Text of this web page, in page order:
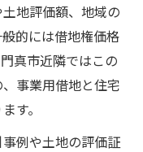
地評価額、地域の
的には借地権価格
真市近隣ではこの
事業用借地と住宅
す。
例や土地の評価証